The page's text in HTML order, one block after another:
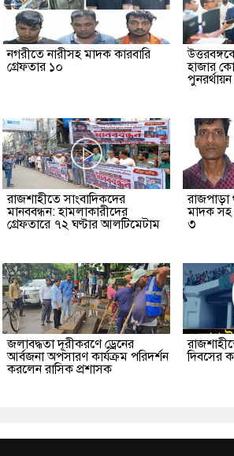
নগরীতে নারীসহ মাদক কারবারি
গ্রেফতার ১০
হাজার
রাজশাহীতে সাংবাদিকদের
মানববন্ধন: হামলাকারীদের
গ্রেফতারে ৭২ ঘণ্টার আলটিমেটাম
রাজপাড়া
মাদক সহ
৩
জলাবদ্ধতা দূরীকরণে ড্রেনের
আর্বজনা অপসারণ কার্যক্রম পরিদর্শন
করলেন রাসিক প্রশাসক
দিবসের